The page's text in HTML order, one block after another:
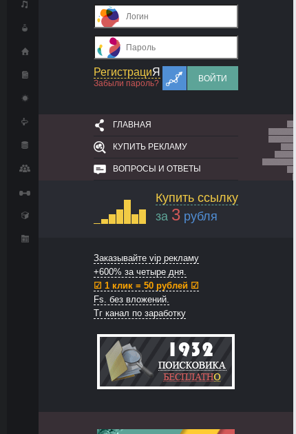
РегистрациЯ
Забыли пароль?
ВОЙТИ
ГЛАВНАЯ
КУПИТЬ РЕКЛАМУ
ВОПРОСЫ И ОТВЕТЫ
Купить ссылку
за 3 рубля
Заказывайте vip рекламу
+600% за четыре дня.
☑ 1 клик = 50 рублей ☑
Fs. без вложений.
Тг канал по заработку